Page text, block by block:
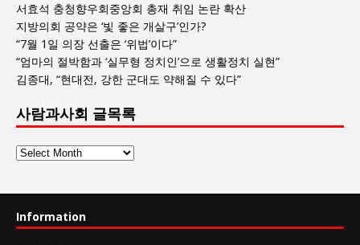
서효석 충청향우회중앙회 총재 취임 논란 확산
지방의회 공약은 ‘빛 좋은 개살구’인가?
“7월 1일 의장 선출은 ‘위법’이다”
“엄마의 절박함과 ‘실무형 정치인’으로 생활정치 실현”
김종대, “현대전, 강한 군대도 약해질 수 있다”
사람과사회 글목록
사
회
Information